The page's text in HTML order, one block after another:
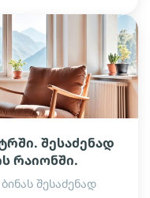
შესაძენად
რაიონში.
შესაძენად